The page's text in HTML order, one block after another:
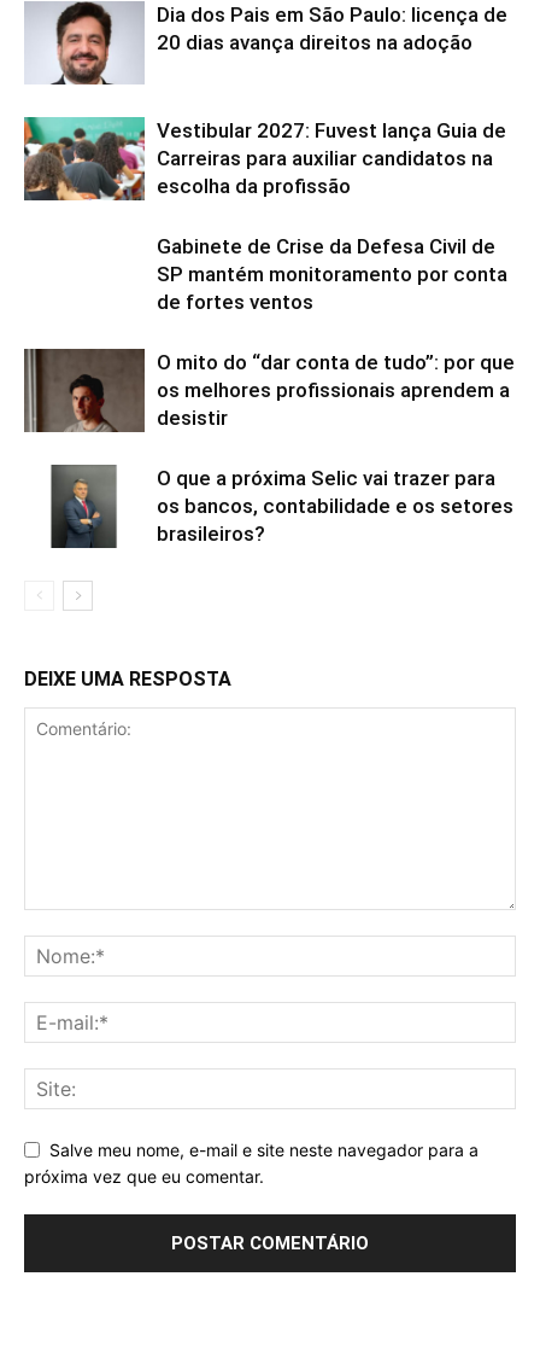
Dia dos Pais em São Paulo: licença de
20 dias avança direitos na adoção
Vestibular 2027: Fuvest lança Guia de
Carreiras para auxiliar candidatos na
escolha da profissão
Gabinete de Crise da Defesa Civil de
SP mantém monitoramento por conta
de fortes ventos
O mito do “dar conta de tudo”: por que
os melhores profissionais aprendem a
desistir
O que a próxima Selic vai trazer para
os bancos, contabilidade e os setores
brasileiros?
DEIXE UMA RESPOSTA
Salve meu nome, e-mail e site neste navegador para a
próxima vez que eu comentar.